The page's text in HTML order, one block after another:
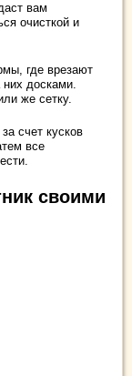
вам
очисткой и
где врезают
досками.
же сетку.
счет кусков
все
своими